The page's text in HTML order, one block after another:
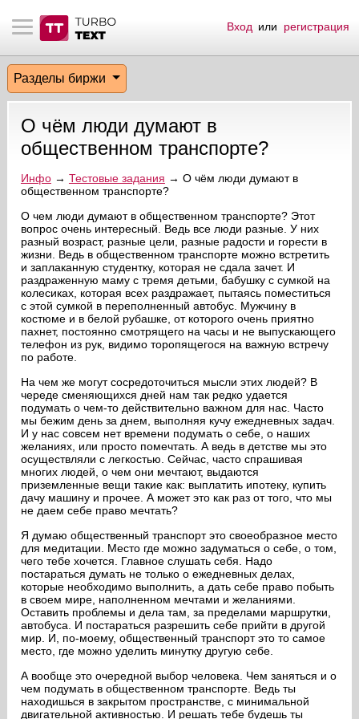
материалы
биржи
эфир
на сайте
пользователей
сообщения
по форуму
Вход или регистрация
Разделы биржи
О чём люди думают в
общественном транспорте?
Инфо→ Тестовые задания → О чём люди думают в
общественном транспорте?
О чем люди думают в общественном транспорте? Этот
вопрос очень интересный. Ведь все люди разные. У них
разный возраст, разные цели, разные радости и горести в
жизни. Ведь в общественном транспорте можно встретить
и заплаканную студентку, которая не сдала зачет. И
раздраженную маму с тремя детьми, бабушку с сумкой на
колесиках, которая всех раздражает, пытаясь поместиться
с этой сумкой в переполненный автобус. Мужчину в
костюме и в белой рубашке, от которого очень приятно
пахнет, постоянно смотрящего на часы и не выпускающего
телефон из рук, видимо торопящегося на важную встречу
по работе.
На чем же могут сосредоточиться мысли этих людей? В
череде сменяющихся дней нам так редко удается
подумать о чем-то действительно важном для нас. Часто
мы бежим день за днем, выполняя кучу ежедневных задач.
И у нас совсем нет времени подумать о себе, о наших
желаниях, или просто помечтать. А ведь в детстве мы это
осуществляли с легкостью. Сейчас, часто спрашивая
многих людей, о чем они мечтают, выдаются
приземленные вещи такие как: выплатить ипотеку, купить
дачу машину и прочее. А может это как раз от того, что мы
не даем себе право мечтать?
Я думаю общественный транспорт это своеобразное место
для медитации. Место где можно задуматься о себе, о том,
чего тебе хочется. Главное слушать себя. Надо
постараться думать не только о ежедневных делах,
которые необходимо выполнить, а дать себе право побыть
в своем мире, наполненном мечтами и желаниями.
Оставить проблемы и дела там, за пределами маршрутки,
автобуса. И постараться разрешить себе прийти в другой
мир. И, по-моему, общественный транспорт это то самое
место, где можно уделить минутку другую себе.
А вообще это очередной выбор человека. Чем заняться и о
чем подумать в общественном транспорте. Ведь ты
находишься в закрытом пространстве, с минимальной
двигательной активностью. И решать тебе будешь ты